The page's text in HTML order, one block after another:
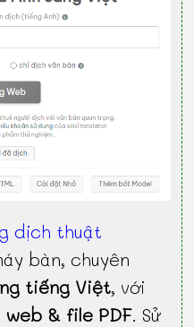
dịch thuật
bàn, chuyên
tiếng Việt, với
& file PDF. Sử